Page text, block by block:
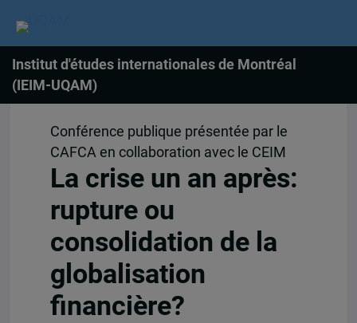
Institut d'études internationales de Montréal
(IEIM-UQAM)
Conférence publique présentée par le
CAFCA en collaboration avec le CEIM
La crise un an après:
rupture ou
consolidation de la
globalisation
financière?